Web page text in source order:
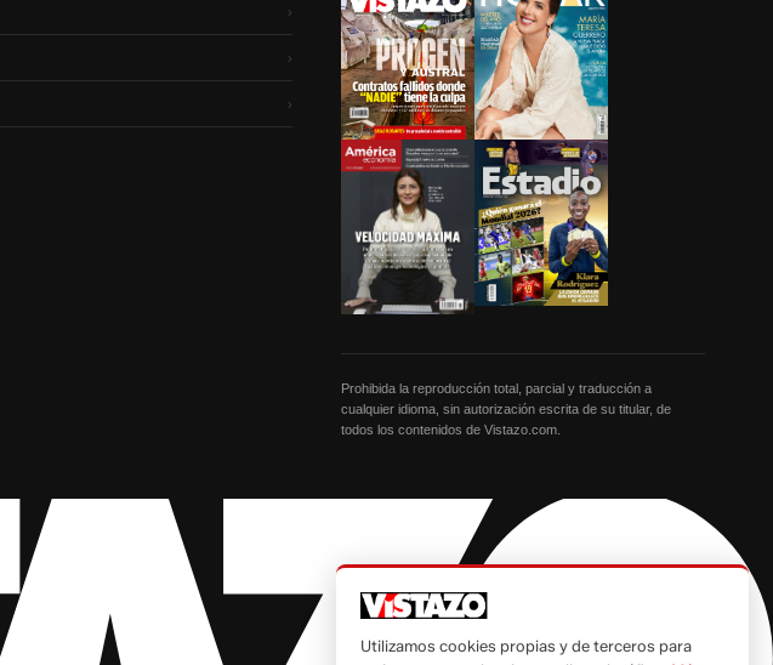
›
›
›
Prohibida la reproducción total, parcial y traducción a
cualquier idioma, sin autorización escrita de su titular, de
todos los contenidos de Vistazo.com.
Utilizamos cookies propias y de terceros para